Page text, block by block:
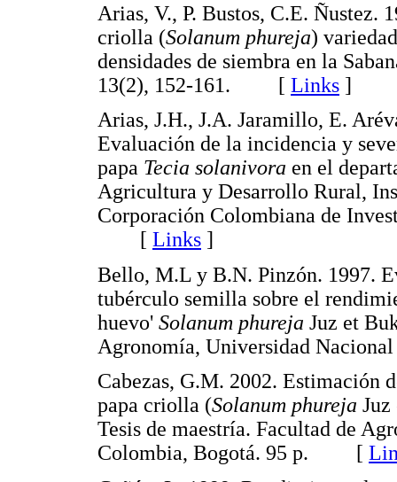
Arias, V., P. Bustos, C.E. Ñustez.
criolla (Solanum phureja)
densidades de siembra en la
13(2), 152-161. [ Links ]
Arias, J.H., J.A. Jaramillo, E.
Evaluación de la incidencia y
papa Tecia solanivora en el
Agricultura y Desarrollo Rural,
Corporación Colombiana de
[ Links ]
Bello, M.L y B.N. Pinzón. 1997.
tubérculo semilla sobre el
huevo' Solanum phureja Juz et
Agronomía, Universidad
Cabezas, G.M. 2002. Estimación
papa criolla (Solanum phureja Juz
Tesis de maestría. Facultad de
Colombia, Bogotá. 95 p. [